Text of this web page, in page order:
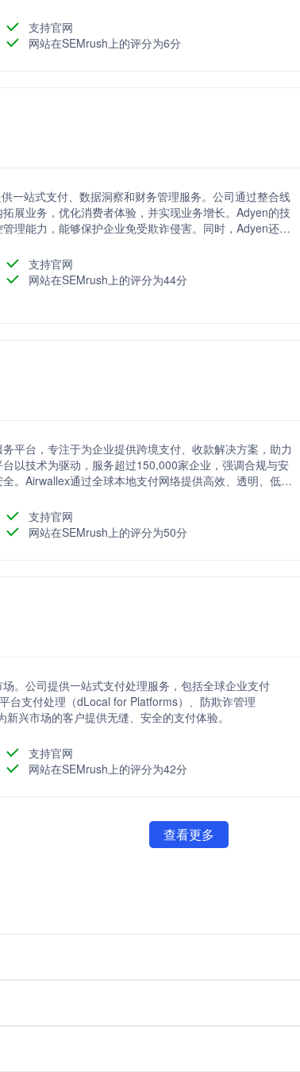
支持官网
网站在SEMrush上的评分为6分
一站式支付、数据洞察和财务管理服务。公司通过整合线
展业务，优化消费者体验，并实现业务增长。Adyen的技
理能力，能够保护企业免受欺诈侵害。同时，Adyen还提
支持官网
网站在SEMrush上的评分为44分
平台，专注于为企业提供跨境支付、收款解决方案，助力
以技术为驱动，服务超过150,000家企业，强调合规与安
。Airwallex通过全球本地支付网络提供高效、透明、低成
支持官网
网站在SEMrush上的评分为50分
。公司提供一站式支付处理服务，包括全球企业支付
台支付处理（dLocal for Platforms）、防欺诈管理
兴市场的客户提供无缝、安全的支付体验。
支持官网
网站在SEMrush上的评分为42分
查看更多